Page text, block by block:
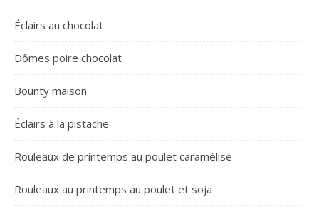
Éclairs au chocolat
Dômes poire chocolat
Bounty maison
Éclairs à la pistache
Rouleaux de printemps au poulet caramélisé
Rouleaux au printemps au poulet et soja